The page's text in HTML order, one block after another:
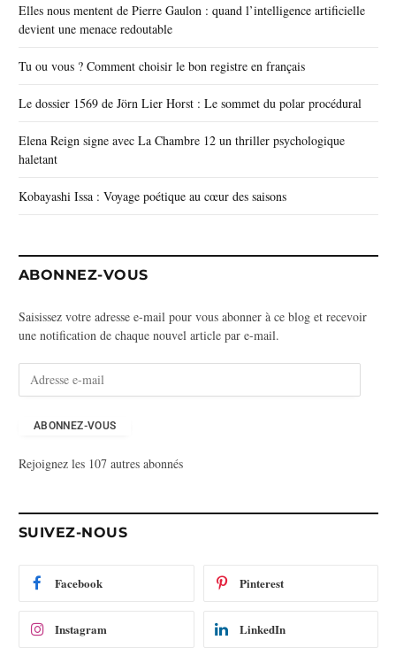
Elles nous mentent de Pierre Gaulon : quand l’intelligence artificielle
devient une menace redoutable
Tu ou vous ? Comment choisir le bon registre en français
Le dossier 1569 de Jörn Lier Horst : Le sommet du polar procédural
Elena Reign signe avec La Chambre 12 un thriller psychologique
haletant
Kobayashi Issa : Voyage poétique au cœur des saisons
ABONNEZ-VOUS
Saisissez votre adresse e-mail pour vous abonner à ce blog et recevoir
une notification de chaque nouvel article par e-mail.
s
-
m
ABONNEZ-VOUS
Rejoignez les 107 autres abonnés
SUIVEZ-NOUS
Facebook Pinterest
Instagram LinkedIn